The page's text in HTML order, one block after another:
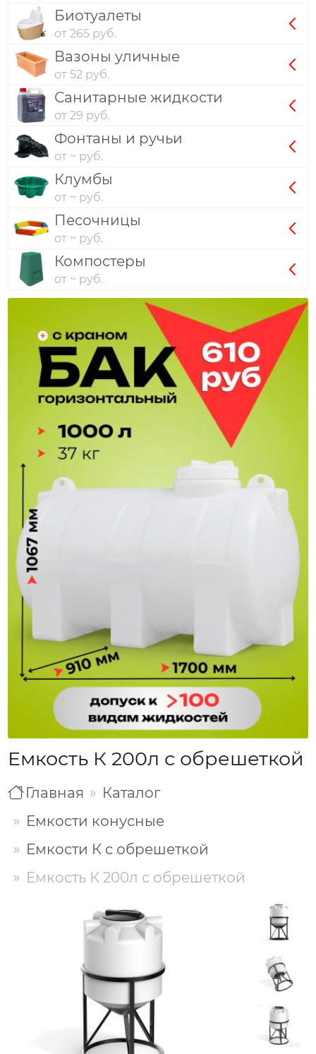
Биотуалеты
от 265 руб.
Вазоны уличные
от 52 руб.
Санитарные жидкости
от 29 руб.
Фонтаны и ручьи
от ~ руб.
Клумбы
от ~ руб.
Песочницы
от ~ руб.
Компостеры
от ~ руб.
Емкость К 200л с обрешеткой
Главная
Каталог
Емкости конусные
Емкости К с обрешеткой
Емкость К 200л с обрешеткой